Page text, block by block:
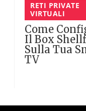
RETI PRIVATE
VIRTUALI
Come
Il Box
Sulla Tua
TV